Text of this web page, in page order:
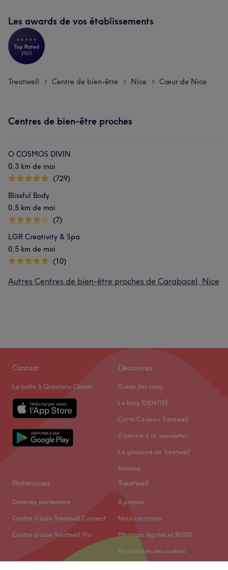
Les awards de vos établissements
Treatwell > Centre de bien-être > Nice > Cœur de Nice
Centres de bien-être proches
O COSMOS DIVIN
0,3 km de moi
(729)
Blissful Body
0,5 km de moi
(7)
LGR Creativity & Spa
0,5 km de moi
(10)
Autres Centres de bien-être proches de Carabacel, Nice
Contact
La boîte à Questions Clients
Découvrez
Guide des soins
Le blog IDENTITÉ
Carte Cadeau Treatwell
S'inscrire à la newsletter
Le glossaire de Treatwell
Sitemap
Partenaires
Devenez partenaire
Centre d'aide Treatwell Connect
Centre d'aide Treatwell Pro
Treatwell
À propos
Nous recrutons
Mentions légales et RGPD
Paramètres des cookies